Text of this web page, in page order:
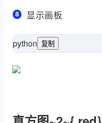
显示画板
python 复制